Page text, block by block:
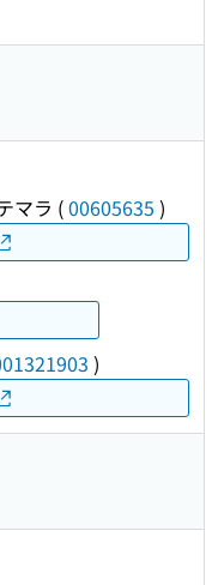
マラ (00605635 )
)